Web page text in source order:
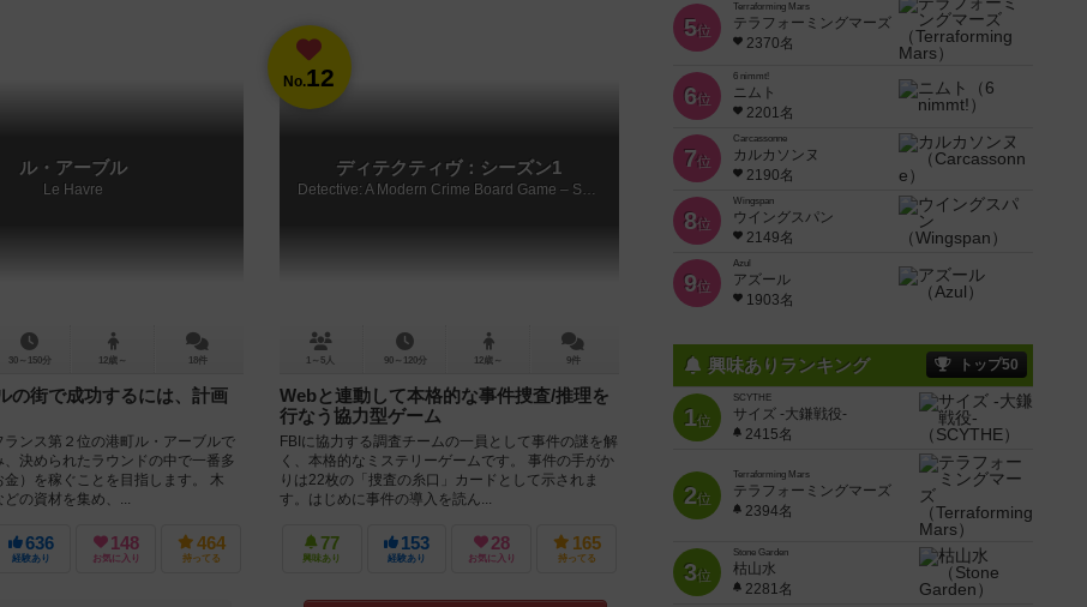
ル・アーブル
Le Havre
30～150分 12歳～ 18件
の街で成功するには、計画
ランス第２位の港町ル・アーブルで
、決められたラウンドの中で一番多
金）を稼ぐことを目指します。 木
の資材を集め、...
636
経験あり
148
お気に入り
464
持ってる
No.12
ディテクティヴ：シーズン1
1～5人 90～120分 12歳～ 9件
Webと連動して本格的な事件捜査/推理を
行なう協力型ゲーム
FBIに協力する調査チームの一員として事件の謎を解
く、本格的なミステリーゲームです。 事件の手がか
りは22枚の「捜査の糸口」カードとして示されま
す。はじめに事件の導入を読ん...
77
興味あり
153
経験あり
28
お気に入り
165
持ってる
5位
Terraforming Mars
テラフォーミングマーズ
2370名
6位
6 nimmt!
ニムト
2201名
7位
Carcassonne
カルカソンヌ
2190名
8位
Wingspan
ウイングスパン
2149名
9位
Azul
アズール
1903名
興味ありランキング トップ50
1位
SCYTHE
サイズ -大鎌戦役-
2415名
2位
Terraforming Mars
テラフォーミングマーズ
2394名
3位
Stone Garden
枯山水
2281名